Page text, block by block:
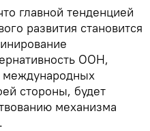
главной тенденцией
развития становится
ООН,
международных
стороны, будет
механизма